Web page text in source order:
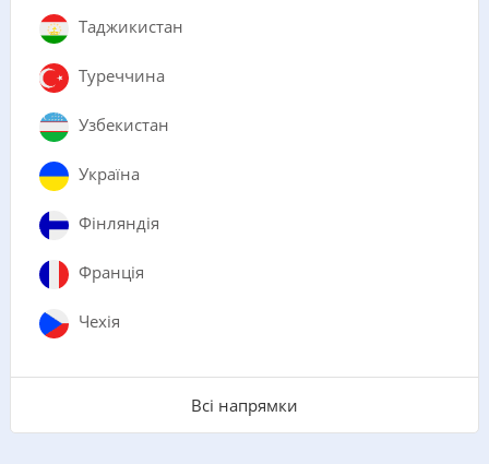
Таджикистан
Туреччина
Узбекистан
Україна
Фінляндія
Франція
Чехія
Всі напрямки